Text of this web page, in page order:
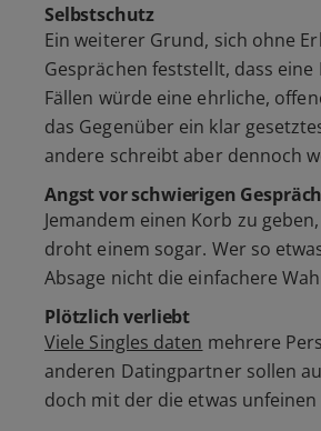
Selbstschutz
Ein weiterer Grund, sich ohne
Gesprächen feststellt, dass
Fällen würde eine ehrliche,
das Gegenüber ein klar
andere schreibt aber dennoch
Angst vor schwierigen
Jemandem einen Korb zu
droht einem sogar. Wer so
Absage nicht die einfachere
Plötzlich verliebt
Viele Singles daten mehrere
anderen Datingpartner sollen
doch mit der die etwas